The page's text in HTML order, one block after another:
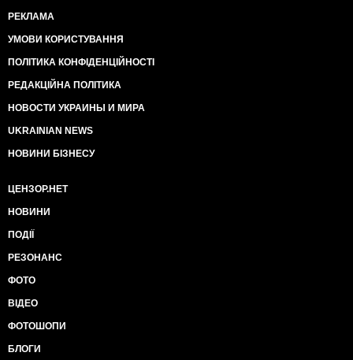
РЕКЛАМА
УМОВИ КОРИСТУВАННЯ
ПОЛІТИКА КОНФІДЕНЦІЙНОСТІ
РЕДАКЦІЙНА ПОЛІТИКА
НОВОСТИ УКРАИНЫ И МИРА
UKRAINIAN NEWS
НОВИНИ БІЗНЕСУ
ЦЕНЗОР.НЕТ
НОВИНИ
ПОДІЇ
РЕЗОНАНС
ФОТО
ВІДЕО
ФОТОШОПИ
БЛОГИ